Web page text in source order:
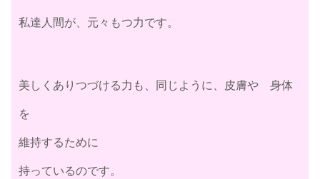
私達人間が、元々もつ力です。
美しくありつづける力も、同じように、皮膚や 身体
を
維持するために
持っているのです。